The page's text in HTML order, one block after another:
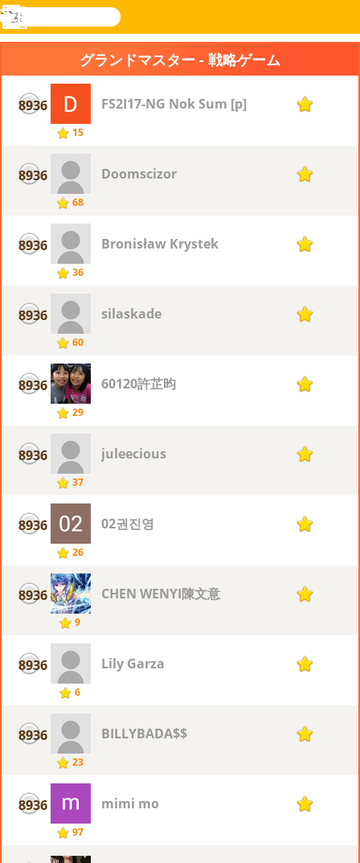
Novel
検
索
ログ
メ
ニ
ー
グランドマスター - 戦略ゲーム
8936
15
FS2I17-NG Nok Sum [p] 1
8936
68
Doomscizor 1
8936
36
Bronisław Krystek 1
8936
60
silaskade 1
8936
29
60120許芷昀 1
8936
37
juleecious 1
8936
26
02권진영 1
8936
9
CHEN WENYI陳文意 1
8936
6
Lily Garza 1
8936
23
BILLYBADA$$ 1
8936
97
mimi mo 1